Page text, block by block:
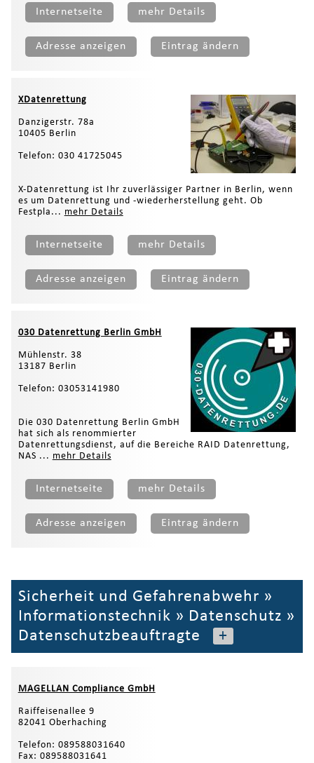
Internetseite mehr Details
Adresse anzeigen Eintrag ändern
XDatenrettung
Danzigerstr. 78a
10405 Berlin
Telefon: 030 41725045
X-Datenrettung ist Ihr zuverlässiger Partner in Berlin, wenn
es um Datenrettung und -wiederherstellung geht. Ob
Festpla... mehr Details
Internetseite mehr Details
Adresse anzeigen Eintrag ändern
030 Datenrettung Berlin GmbH
Mühlenstr. 38
13187 Berlin
Telefon: 03053141980
Die 030 Datenrettung Berlin GmbH
hat sich als renommierter
Datenrettungsdienst, auf die Bereiche RAID Datenrettung,
NAS ... mehr Details
Internetseite mehr Details
Adresse anzeigen Eintrag ändern
Sicherheit und Gefahrenabwehr »
Informationstechnik » Datenschutz »
Datenschutzbeauftragte
+
MAGELLAN Compliance GmbH
Raiffeisenallee 9
82041 Oberhaching
Telefon: 089588031640
Fax: 089588031641